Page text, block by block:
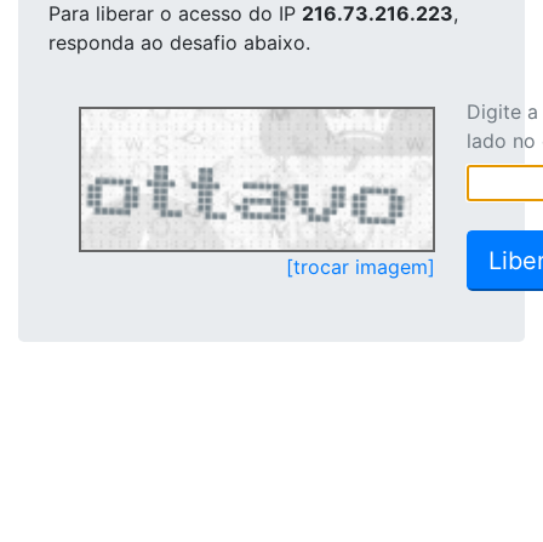
Para liberar o acesso do IP 216.73.216.223,
responda ao desafio abaixo.
[trocar imagem]
Digite
lado no